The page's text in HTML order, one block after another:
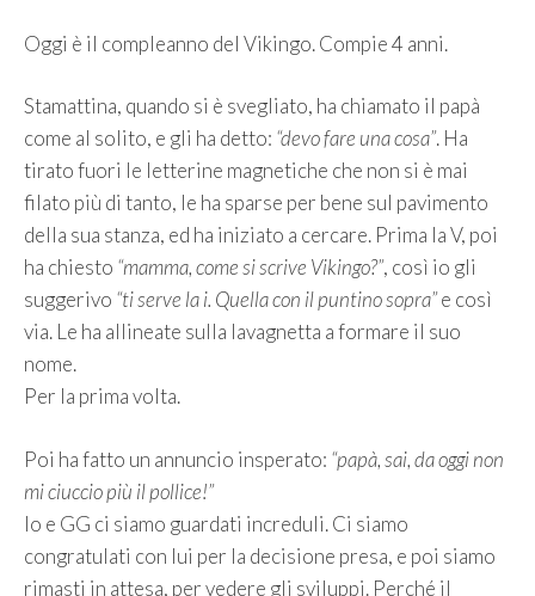
Oggi è il compleanno del Vikingo. Compie 4 anni.
Stamattina, quando si è svegliato, ha chiamato il papà
come al solito, e gli ha detto: “devo fare una cosa”. Ha
tirato fuori le letterine magnetiche che non si è mai
filato più di tanto, le ha sparse per bene sul pavimento
della sua stanza, ed ha iniziato a cercare. Prima la V, poi
ha chiesto “mamma, come si scrive Vikingo?”, così io gli
suggerivo “ti serve la i. Quella con il puntino sopra”e così
via. Le ha allineate sulla lavagnetta a formare il suo
nome.
Per la prima volta.
Poi ha fatto un annuncio insperato: “papà, sai, da oggi non
mi ciuccio più il pollice!”
Io e GG ci siamo guardati increduli. Ci siamo
congratulati con lui per la decisione presa, e poi siamo
rimasti in attesa, per vedere gli sviluppi. Perché il